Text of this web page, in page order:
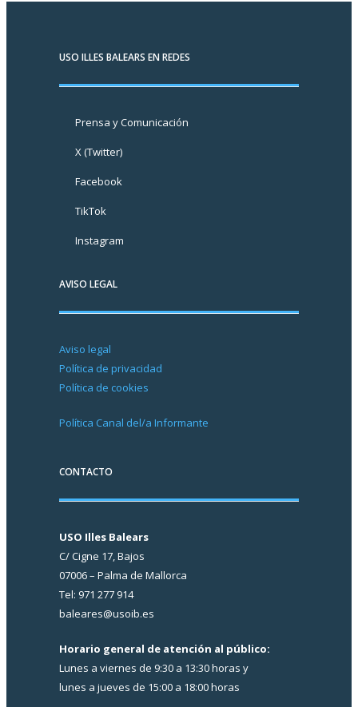
USO ILLES BALEARS EN REDES
Prensa y Comunicación
X (Twitter)
Facebook
TikTok
Instagram
AVISO LEGAL
Aviso legal
Política de privacidad
Política de cookies
Política Canal del/a Informante
CONTACTO
USO Illes Balears
C/ Cigne 17, Bajos
07006 – Palma de Mallorca
Tel: 971 277 914
baleares@usoib.es
Horario general de atención al público:
Lunes a viernes de 9:30 a 13:30 horas y
lunes a jueves de 15:00 a 18:00 horas